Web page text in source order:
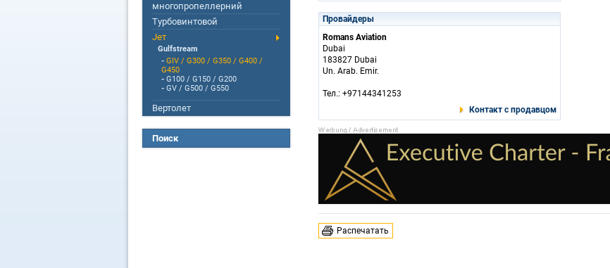
многопропеллерний
Турбовинтовой
Jет
Gulfstream
- GIV / G300 / G350 / G400 /
G450
- G100 / G150 / G200
- GV / G500 / G550
Вертолет
Поиск
Провайдеры
Romans Aviation
Dubai
183827 Dubai
Un. Arab. Emir.
Тел.: +97144341253
Контакт с продавцом
Распечатать